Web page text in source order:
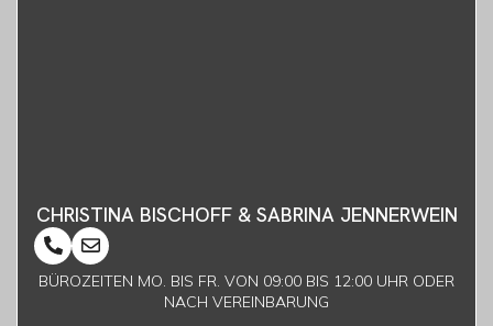
CHRISTINA BISCHOFF & SABRINA JENNERWEIN
BÜROZEITEN MO. BIS FR. VON 09:00 BIS 12:00 UHR ODER
NACH VEREINBARUNG